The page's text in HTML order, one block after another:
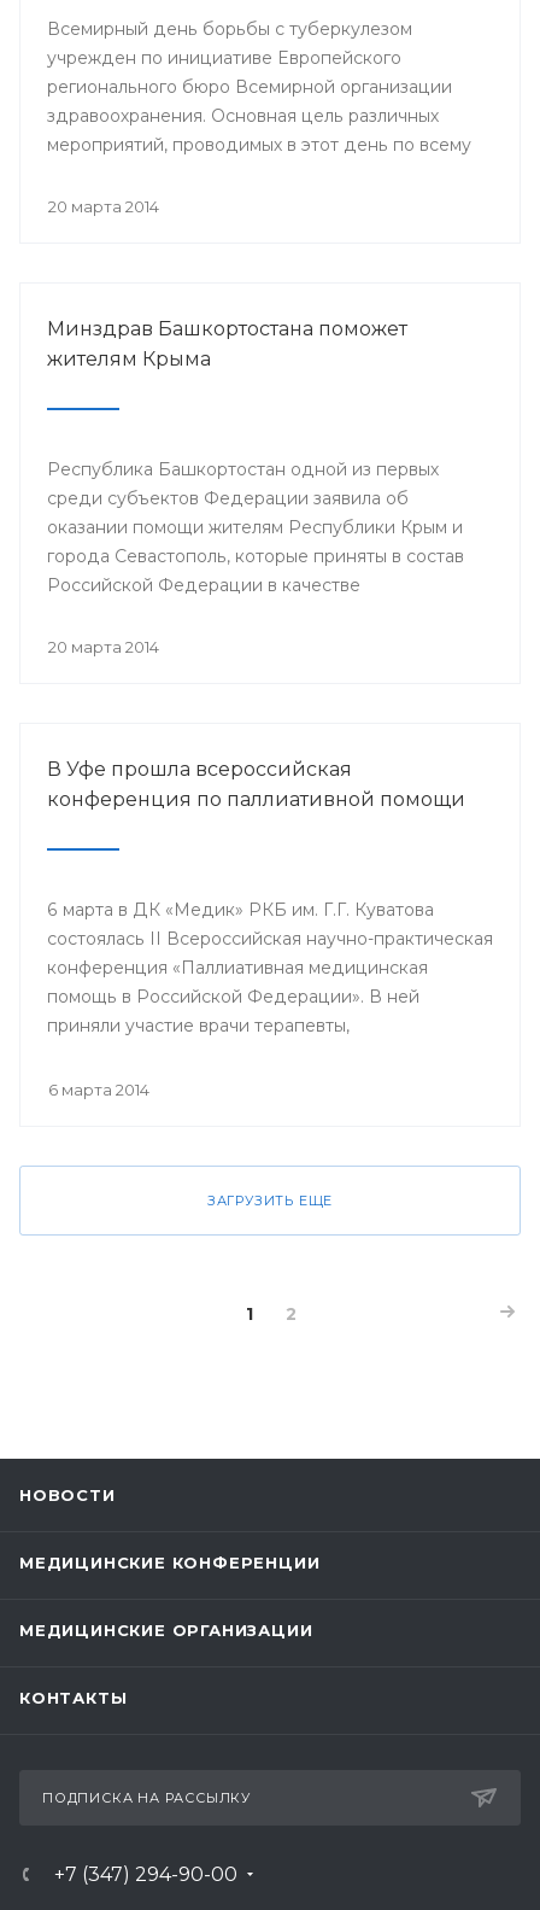
Всемирный день борьбы с туберкулезом
учрежден по инициативе Европейского
регионального бюро Всемирной организации
здравоохранения. Основная цель различных
мероприятий, проводимых в этот день по всему
и информирование населения о заболевании и
20 марта 2014
Минздрав Башкортостана поможет
жителям Крыма
Республика Башкортостан одной из первых
среди субъектов Федерации заявила об
оказании помощи жителям Республики Крым и
города Севастополь, которые приняты в состав
Российской Федерации в качестве
день в республике по поручению Президента
20 марта 2014
В Уфе прошла всероссийская
конференция по паллиативной помощи
6 марта в ДК «Медик» РКБ им. Г.Г. Куватова
состоялась II Всероссийская научно-практическая
конференция «Паллиативная медицинская
помощь в Российской Федерации». В ней
приняли участие врачи терапевты,
неврологи, онкологи, педиатры, пульмонологи,
профильных кафедр, врачи интерны, курсанты
6 марта 2014
ЗАГРУЗИТЬ ЕЩЕ
1 2
НОВОСТИ
МЕДИЦИНСКИЕ КОНФЕРЕНЦИИ
МЕДИЦИНСКИЕ ОРГАНИЗАЦИИ
КОНТАКТЫ
ПОДПИСКА НА РАССЫЛКУ
+7 (347) 294-90-00